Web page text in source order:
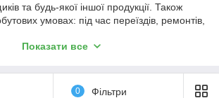
та будь-якої іншої продукції. Також
умовах: під час переїздів, ремонтів,
техніки в ремонт.
Показати все
0 Фільтри